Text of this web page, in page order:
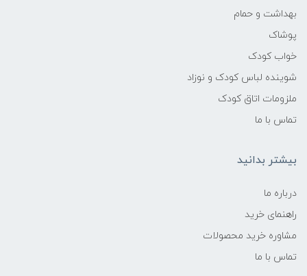
بهداشت و حمام
پوشاک
خواب کودک
شوینده لباس کودک و نوزاد
ملزومات اتاق کودک
تماس با ما
بیشتر بدانید
درباره ما
راهنمای خرید
مشاوره خرید محصولات
تماس با ما